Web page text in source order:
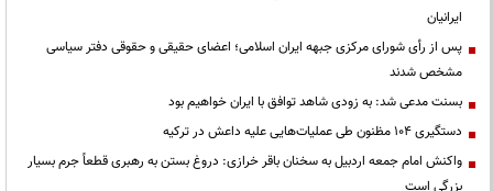
ایرانیان
پس از رأی شورای مرکزی جبهه ایران اسلامی؛ اعضای حقیقی و حقوقی دفتر سیاسی
مشخص شدند
بسنت مدعی شد: به زودی شاهد توافق با ایران خواهیم بود
دستگیری ۱۰۴ مظنون طی عملیات‌هایی علیه داعش در ترکیه
واکنش امام جمعه اردبیل به سخنان باقر خرازی: دروغ بستن به رهبری قطعاً جرم بسیار
بزرگی است